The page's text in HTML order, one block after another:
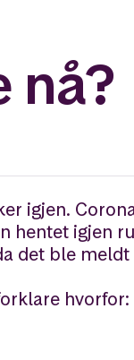
nå?
igjen.
hentet igjen
det ble
hvorfor: